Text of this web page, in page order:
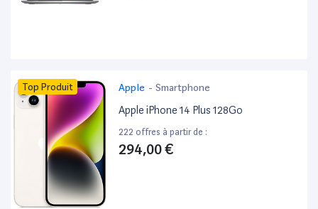
Top Produit Apple - Smartphone
Apple iPhone 14 Plus 128Go
222 offres à partir de :
294,00 €